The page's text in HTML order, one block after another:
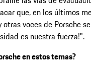
que, en los últimos
voces de Porsche
es nuestra fuerza!".
en estos temas?